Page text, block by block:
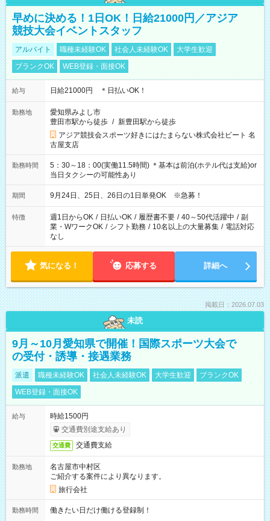
早めに決める！1日OK！日給21000円／アジア
競技大会イベントスタッフ
アルバイト 職種未経験OK 社会人未経験OK
大学生歓迎
ブランクOK
WEB登録・面接OK
給与 日給21000円 ＊日払いOK！
勤務地
愛知県みよし市
豊田市駅から徒歩 / 新豊田駅から徒歩
アジア競技会スポーツ好きにはたまらない株式会社ビート 名
古屋支店
勤務時間
5：30～18：00(実働11.5時間) ＊基本は前泊(ホテル代は支給)or
当日タクシーの可能性あり
期間 9月24日、25日、26日の1日単発OK ※急募！
特徴 週1日からOK / 日払いOK / 履歴書不要 / 40～50代活躍中 / 副
業・WワークOK / シフト勤務 / 10名以上の大量募集 / 電話対応
なし
気になる！ 応募する 詳細へ
掲載日：2026.07.03
未読
9月～10月愛知県で開催！国際スポーツ大会で
の受付・誘導・接遇業務
派遣 職種未経験OK 社会人未経験OK 大学生歓迎
ブランクOK
WEB登録・面接OK
給与
時給1500円
交通費別途支給あり
交通費 交通費支給
勤務地
名古屋市中村区
ご紹介する案件により異なります。
旅行会社
勤務時間 働きたい日だけ働ける登録制！